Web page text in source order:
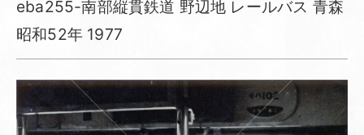
eba255-南部縦貫鉄道 野辺地 レールバス 青森
昭和52年 1977